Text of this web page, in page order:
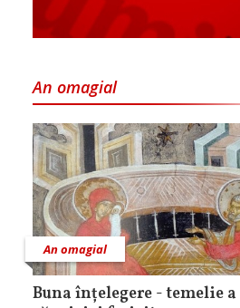
An omagial
An omagial
Buna înțelegere - temelie a